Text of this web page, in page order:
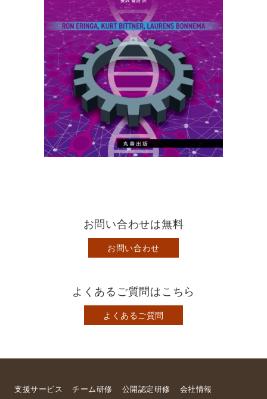
お問い合わせは無料
お問い合わせ
よくあるご質問はこちら
よくあるご質問
支援サービス チーム研修 公開認定研修 会社情報